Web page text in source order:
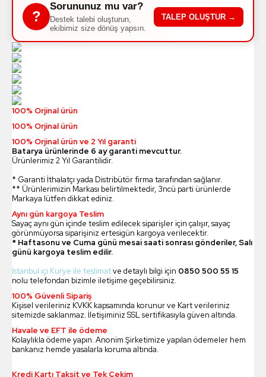
?
Sorununuz mu var?
Destek talebi oluşturun,
ekibimiz size dönüş yapsın.
TALEP OLUŞTUR →
100% Orjinal ürün
100% Orjinal ürün
100% Orjinal ürün ve 2 Yıl garanti
Batarya ürünlerinde 6 ay garanti mevcuttur.
Ürünlerimiz 2 Yıl Garantilidir.
* Garanti İthalatçı yada Distribütör firma tarafından sağlanır.
** Ürünlerimizin Markası belirtilmektedir, 3ncü parti ürünlerde
Markaya lütfen dikkat ediniz.
Aynı gün kargoya Teslim
Sayaç aynı gün içinde teslim edilecek siparişler için çalışır, sayaç
görünmüyorsa siparişiniz ertesigün kargoya verilecektir.
* Haftasonu ve Cuma günü mesai saati sonrası gönderiler, Salı
günü kargoya teslim edilir.
İstanbul içi Kurye ile teslimatve detaylı bilgi için 0850 500 55 15
nolu telefondan bizimle iletişime geçebilirsiniz.
100% Güvenli Sipariş
Kişisel verileriniz KVKK kapsamında korunur ve Kart verileriniz
sitemizde saklanmaz. İletişiminiz SSL sertifikasıyla güven altında.
Havale ve EFT ile ödeme
Kolaylıkla ödeme yapın. Anonim Şirketimize yapılan ödemeler hem
bankanız hemde yasalarla koruma altında.
Kredi Kartı Taksit ve Tek Çekim